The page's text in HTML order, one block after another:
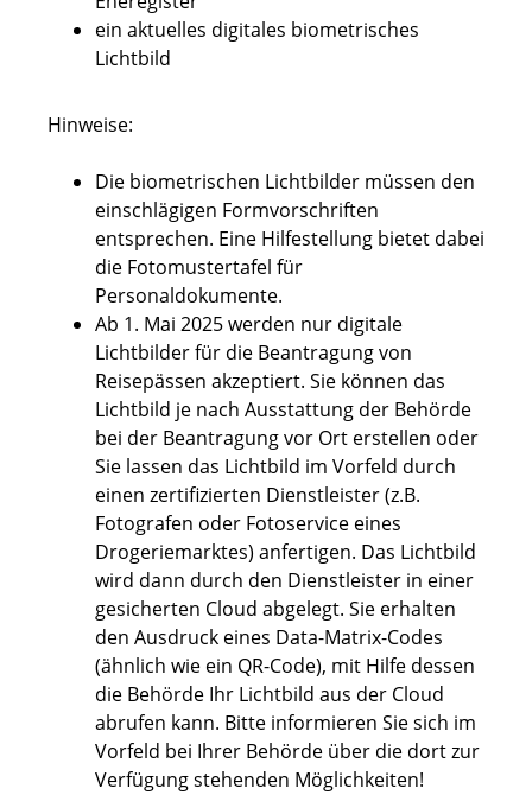
ein aktuelles digitales biometrisches
Lichtbild
Hinweise:
Die biometrischen Lichtbilder müssen den
einschlägigen Formvorschriften
entsprechen. Eine Hilfestellung bietet dabei
die Fotomustertafel für
Personaldokumente.
Ab 1. Mai 2025 werden nur digitale
Lichtbilder für die Beantragung von
Reisepässen akzeptiert. Sie können das
Lichtbild je nach Ausstattung der Behörde
bei der Beantragung vor Ort erstellen oder
Sie lassen das Lichtbild im Vorfeld durch
einen zertifizierten Dienstleister (z.B.
Fotografen oder Fotoservice eines
Drogeriemarktes) anfertigen. Das Lichtbild
wird dann durch den Dienstleister in einer
gesicherten Cloud abgelegt. Sie erhalten
den Ausdruck eines Data-Matrix-Codes
(ähnlich wie ein QR-Code), mit Hilfe dessen
die Behörde Ihr Lichtbild aus der Cloud
abrufen kann. Bitte informieren Sie sich im
Vorfeld bei Ihrer Behörde über die dort zur
Verfügung stehenden Möglichkeiten!